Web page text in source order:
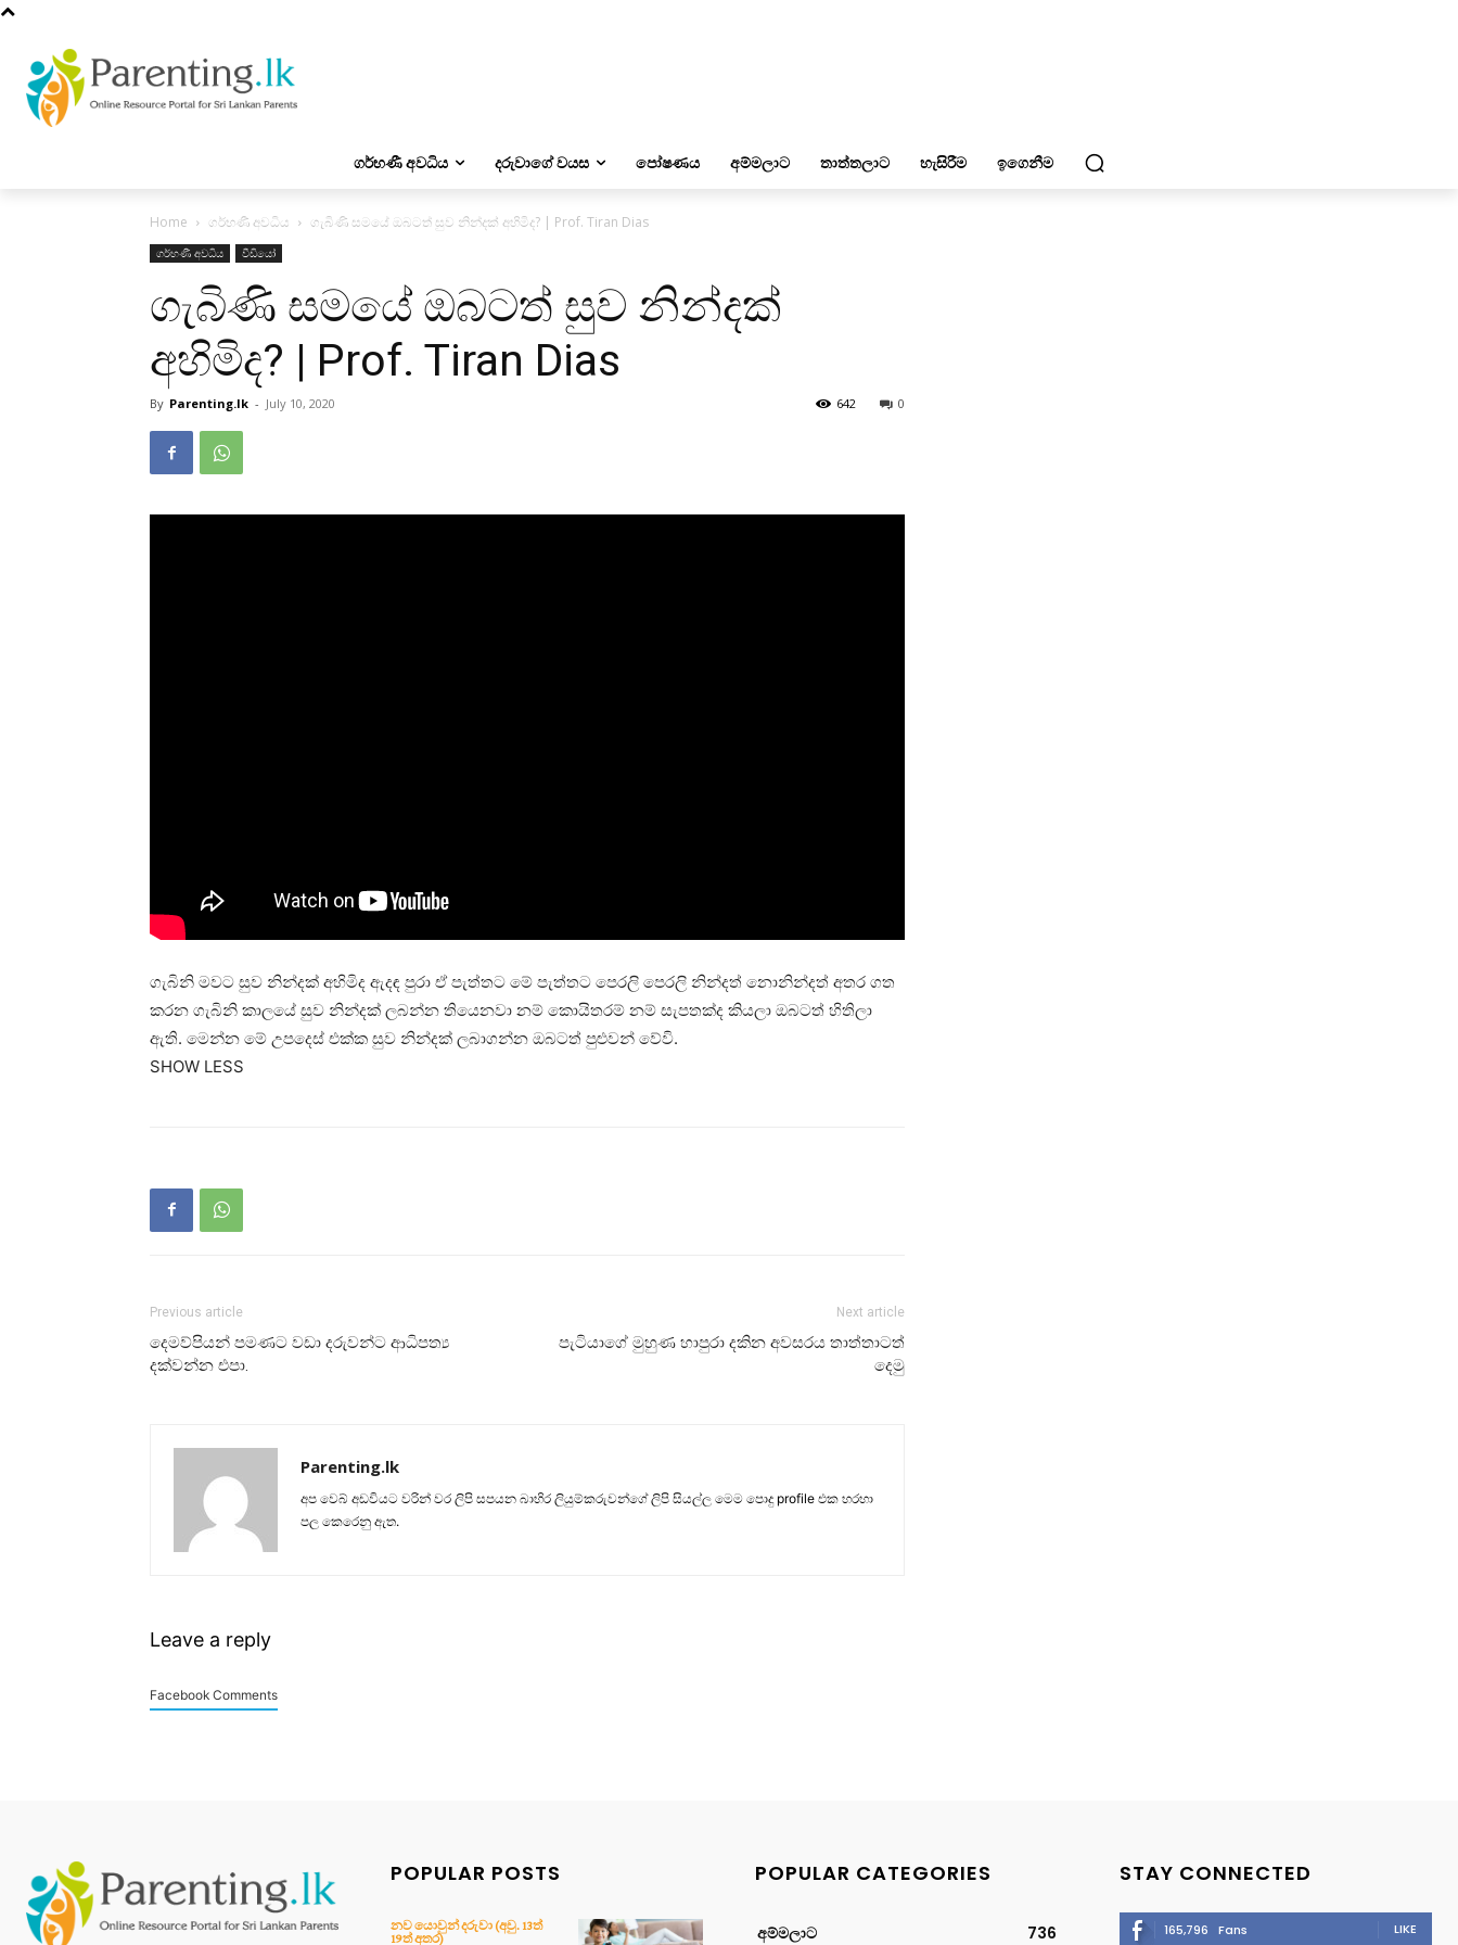
ගර්භණී අවධිය දරුවාගේ වයස පෝෂණය අම්මලාට තාත්තලාට හැසිරීම ඉගෙනීම
Home ගර්භණී අවධිය ගැබිණි සමයේ ඔබටත් සුව නින්දක් අහිමිද? | Prof. Tiran Dias
ගර්භණී අවධිය වීඩියෝ
ගැබිණි සමයේ ඔබටත් සුව නින්දක්
අහිමිද? | Prof. Tiran Dias
By Parenting.lk - July 10, 2020 0
642
ගැබිනි මවට සුව නින්දක් අහිමිද ඇ‍දඳ පුරා ඒ පැත්තට මේ පැත්තට පෙරලි පෙරලි නින්දත් නොනින්දත් අතර ගත
කරන ගැබිනි කාලයේ සුව නින්දක් ලබන්න තියෙනවා නම් කොයිතරම් නම් සැපතක්ද කියලා ඔබටත් හිතිලා
ඇති. මෙන්න මේ උපදෙස් එක්ක සුව නින්දක් ලබාගන්න ඔබටත් පුළුවන් වේවි.
SHOW LESS
Previous article
දෙමව්පියන් පමණට වඩා දරුවන්ට ආධිපත්‍ය
දක්වන්න එපා.
Next article
පැටියාගේ මුහුණ හාපුරා දකින අවසරය තාත්තාටත්
දෙමු
Parenting.lk
අප වෙබ් අඩවියට වරින් වර ලිපි සපයන බාහිර ලියුම්කරුවන්ගේ ලිපි සියල්ල මෙම පොදු profile එක හරහා
පල කෙරෙනු ඇත.
Leave a reply
Facebook Comments
POPULAR POSTS
නව යොවුන් දරුවා (අවු. 13ත්
19ත් අතර)
POPULAR CATEGORIES
අම්මලාට 736
STAY CONNECTED
165,796 Fans LIKE